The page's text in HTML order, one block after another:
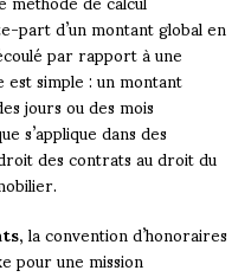
d’un montant global en
par rapport à une
simple : un montant
jours ou des mois
s’applique dans des
des contrats au droit du
, la convention d’honoraires
pour une mission